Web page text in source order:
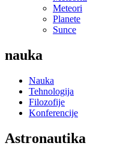
Meteori
Planete
Sunce
nauka
Nauka
Tehnologija
Filozofije
Konferencije
Astronautika